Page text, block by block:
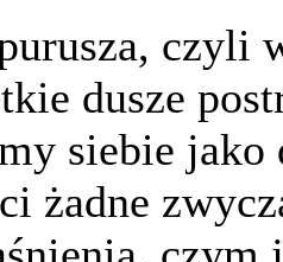
czyli
dusze
siebie jako
żadne